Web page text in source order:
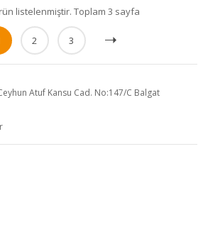
listelenmiştir. Toplam 3 sayfa
2 3
Atuf Kansu Cad. No:147/C Balgat